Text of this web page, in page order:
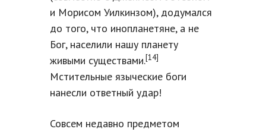
и Морисом Уилкинзом), додумался
до того, что инопланетяне, а не
Бог, населили нашу планету
живыми существами.[14]
Мстительные языческие боги
нанесли ответный удар!
Совсем недавно предметом